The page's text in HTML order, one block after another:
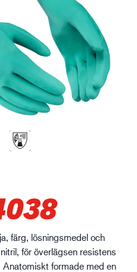
färg, lösningsmedel och
för överlägsen resistens
Anatomiskt formade med en